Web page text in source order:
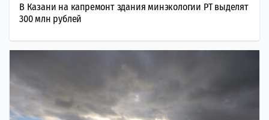
В Казани на капремонт здания минэкологии РТ выделят
300 млн рублей